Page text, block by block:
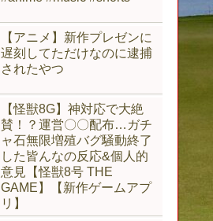
【アニメ】新作プレゼンに
遅刻してただけなのに逮捕
されたやつ
【怪獣8G】神対応で大絶
賛！？運営〇〇配布…ガチ
ャ石無限増殖バグ騒動終了
した皆んなの反応&個人的
意見【怪獣8号 THE
GAME】【新作ゲームアプ
リ】